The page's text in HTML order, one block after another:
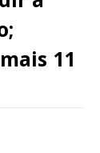
11